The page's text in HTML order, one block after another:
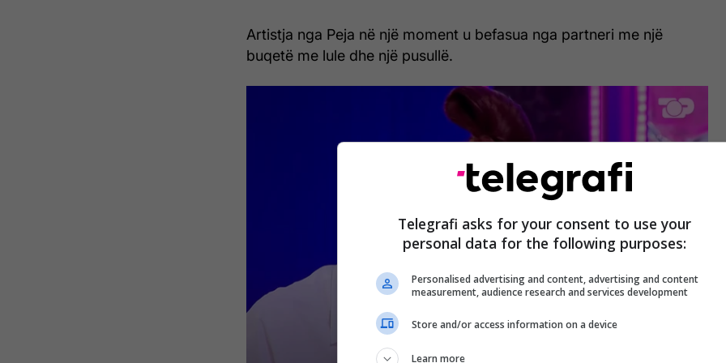
Artistja nga Peja në një moment u befasua nga partneri me një
buqetë me lule dhe një pusullë.
Telegrafi asks for your consent to use your
personal data for the following purposes:
Personalised advertising and content, advertising and content
measurement, audience research and services development
Store and/or access information on a device
Learn more